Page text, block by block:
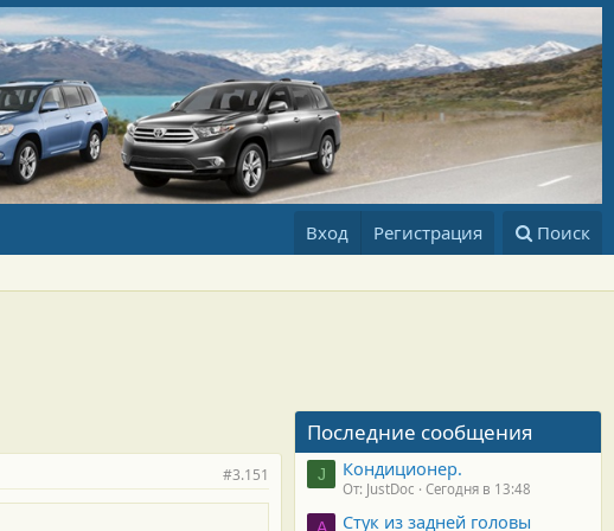
Вход Регистрация Поиск
#3.151
Последние сообщения
J Кондиционер.
От: JustDoc Сегодня в 13:48
Стук из задней головы